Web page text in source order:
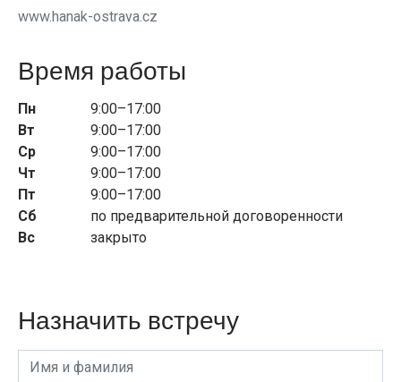
www.hanak-ostrava.cz
Время работы
Пн
9:00–17:00
Вт
9:00–17:00
Ср
9:00–17:00
Чт
9:00–17:00
Пт
9:00–17:00
Сб
по предварительной договоренности
Вс
закрыто
Назначить встречу